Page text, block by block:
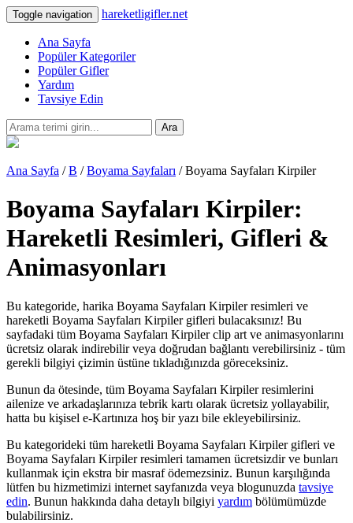
Toggle navigation hareketligifler.net
Ana Sayfa
Popüler Kategoriler
Popüler Gifler
Yardım
Tavsiye Edin
Ara
Ana Sayfa /B /Boyama Sayfaları / Boyama Sayfaları Kirpiler
Boyama Sayfaları Kirpiler:
Hareketli Resimleri, Gifleri &
Animasyonları
Bu kategoride, harika Boyama Sayfaları Kirpiler resimleri ve
hareketli Boyama Sayfaları Kirpiler gifleri bulacaksınız! Bu
sayfadaki tüm Boyama Sayfaları Kirpiler clip art ve animasyonlarını
ücretsiz olarak indirebilir veya doğrudan bağlantı verebilirsiniz - tüm
gerekli bilgiyi çizimin üstüne tıkladığınızda göreceksiniz.
Bunun da ötesinde, tüm Boyama Sayfaları Kirpiler resimlerini
ailenize ve arkadaşlarınıza tebrik kartı olarak ücretsiz yollayabilir,
hatta bu kişisel e-Kartınıza hoş bir yazı bile ekleyebilirsiniz.
Bu kategorideki tüm hareketli Boyama Sayfaları Kirpiler gifleri ve
Boyama Sayfaları Kirpiler resimleri tamamen ücretsizdir ve bunları
kullanmak için ekstra bir masraf ödemezsiniz. Bunun karşılığında
lütfen bu hizmetimizi internet sayfanızda veya blogunuzda tavsiye
edin. Bunun hakkında daha detaylı bilgiyi yardım bölümümüzde
bulabilirsiniz.